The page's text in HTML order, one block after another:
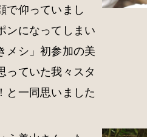
で仰っていまし
ンになってしまい
メシ」初参加の美
っていた我々スタ
と一同思いました